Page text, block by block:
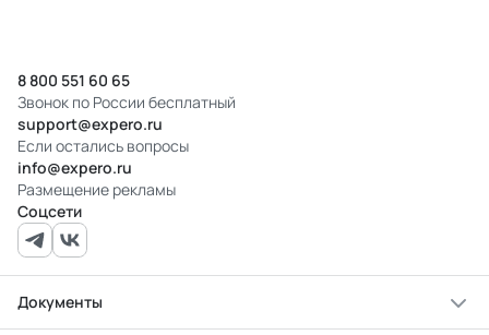
8 800 551 60 65
Звонок по России бесплатный
support@expero.ru
Если остались вопросы
info@expero.ru
Размещение рекламы
Соцсети
Документы